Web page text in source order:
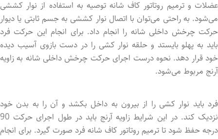
عضلات و ترمیم روتاتور کاف شانه توصیه به استفاده از نوار کششی
می‌شود. به راحتی می‌توان با اتصال نوار کششی به جسم ثابتی یا دیوار
حرکت چرخش داخلی شانه را انجام داد. برای انجام این حرکت فرد
باید به پهلو بایستد و حلقه نوار کشی را در دست بازوی آسیب دید‌ه
خود قرار دهد. نحوه درست اجرای حرکت چرخش داخلی شانه به زاویه
آرنج مربوط می‌شود.
فرد باید نوار کشی را از بیرون به داخل بکشد و آن را به بدن خود
نزدیک کند. در این شرایط زاویه آرنج باید در طول اجرای حرکت 90
درجه حفظ شود تا ترمیم روتاتور کاف شانه فرد صورت گیرد. برای انجام